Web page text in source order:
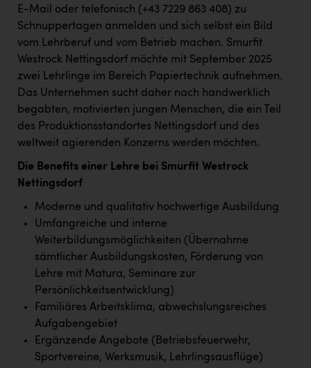
E-Mail oder telefonisch (+43 7229 863 408) zu
Schnuppertagen anmelden und sich selbst ein Bild
vom Lehrberuf und vom Betrieb machen. Smurfit
Westrock Nettingsdorf möchte mit September 2025
zwei Lehrlinge im Bereich Papiertechnik aufnehmen.
Das Unternehmen sucht daher nach handwerklich
begabten, motivierten jungen Menschen, die ein Teil
des Produktionsstandortes Nettingsdorf und des
weltweit agierenden Konzerns werden möchten.
Die Benefits einer Lehre bei Smurfit Westrock
Nettingsdorf
Moderne und qualitativ hochwertige Ausbildung
Umfangreiche und interne
Weiterbildungsmöglichkeiten (Übernahme
sämtlicher Ausbildungskosten, Förderung von
Lehre mit Matura, Seminare zur
Persönlichkeitsentwicklung)
Familiäres Arbeitsklima, abwechslungsreiches
Aufgabengebiet
Ergänzende Angebote (Betriebsfeuerwehr,
Sportvereine, Werksmusik, Lehrlingsausflüge)